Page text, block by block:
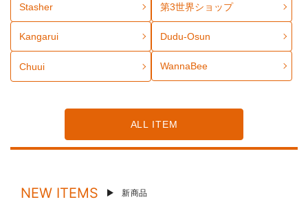
Stasher 第3世界ショップ
Kangarui Dudu-Osun
Chuui WannaBee
ALL ITEM
NEW ITEMS 新商品